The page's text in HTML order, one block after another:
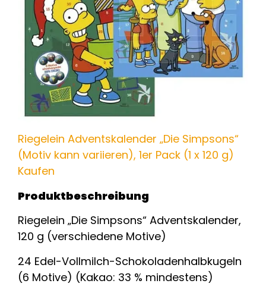
Riegelein Adventskalender „Die Simpsons“
(Motiv kann variieren), 1er Pack (1 x 120 g)
Kaufen
Produktbeschreibung
Riegelein „Die Simpsons“ Adventskalender,
120 g (verschiedene Motive)
24 Edel-Vollmilch-Schokoladenhalbkugeln
(6 Motive) (Kakao: 33 % mindestens)